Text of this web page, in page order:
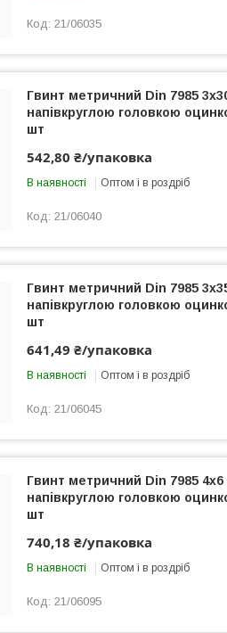
21/06035
Гвинт метричний Din 7985
напівкруглою головкою
шт
542,80 ₴/упаковка
В наявності Оптом і в роздріб
21/06040
Гвинт метричний Din 7985
напівкруглою головкою
шт
641,49 ₴/упаковка
В наявності Оптом і в роздріб
21/06045
Гвинт метричний Din 7985 4x6
напівкруглою головкою
шт
740,18 ₴/упаковка
В наявності Оптом і в роздріб
21/06095